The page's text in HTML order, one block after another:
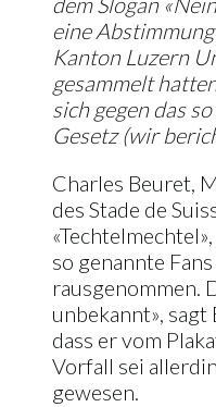
eine
Kanton Luzern
gesammelt
sich gegen das
Gesetz (wir
Charles Beuret,
des Stade de
so genannte
rausgenommen.
unbekannt», sagt
dass er vom
Vorfall sei
gewesen.